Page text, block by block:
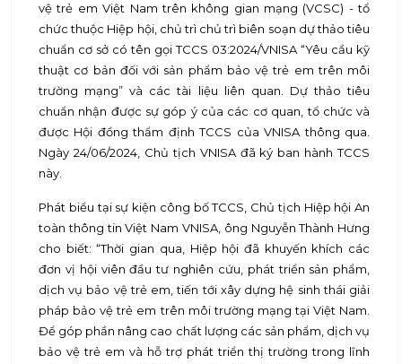
vệ trẻ em Việt Nam trên không gian mạng (VCSC) - tổ
chức thuộc Hiệp hội, chủ trì chủ trì biên soạn dự thảo tiêu
chuẩn cơ sở có tên gọi TCCS 03:2024/VNISA “Yêu cầu kỹ
thuật cơ bản đối với sản phẩm bảo vệ trẻ em trên môi
trường mạng” và các tài liệu liên quan. Dự thảo tiêu
chuẩn nhận được sự góp ý của các cơ quan, tổ chức và
được Hội đồng thẩm định TCCS của VNISA thông qua.
Ngày 24/06/2024, Chủ tịch VNISA đã ký ban hành TCCS
này.
Phát biểu tại sự kiện công bố TCCS, Chủ tịch Hiệp hội An
toàn thông tin Việt Nam VNISA, ông Nguyễn Thành Hưng
cho biết: “Thời gian qua, Hiệp hội đã khuyến khích các
đơn vị hội viên đầu tư nghiên cứu, phát triển sản phẩm,
dịch vụ bảo vệ trẻ em, tiến tới xây dựng hệ sinh thái giải
pháp bảo vệ trẻ em trên môi trường mạng tại Việt Nam.
Để góp phần nâng cao chất lượng các sản phẩm, dịch vụ
bảo vệ trẻ em và hỗ trợ phát triển thị trường trong lĩnh